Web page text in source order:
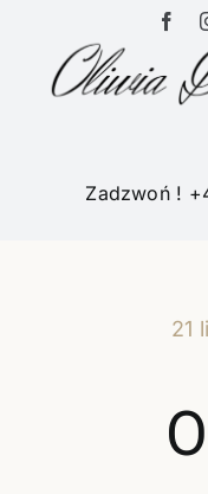
zawartości
Zadzwoń !
21